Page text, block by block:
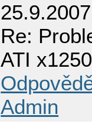
Re:
ATI x1250
Admin